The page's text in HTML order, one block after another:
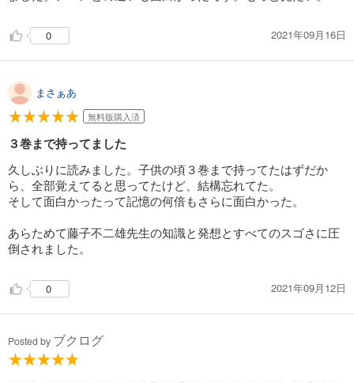
0 2021年09月16日
まさぁあ
無料版購入済
３巻まで持ってました
久しぶりに読みました。子供の頃３巻まで持ってたはずだか
ら、全部覚えてると思ってたけど、結構忘れてた。
そして面白かったって記憶の何倍もさらに面白かった。
あらためて藤子不二雄先生の知識と発想とすべてのスゴさに圧
倒されました。
0 2021年09月12日
Posted by ブクログ